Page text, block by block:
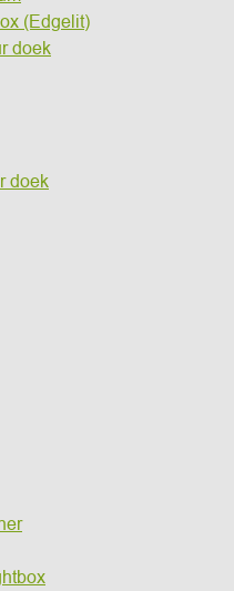
(Edgelit)
doek
doek